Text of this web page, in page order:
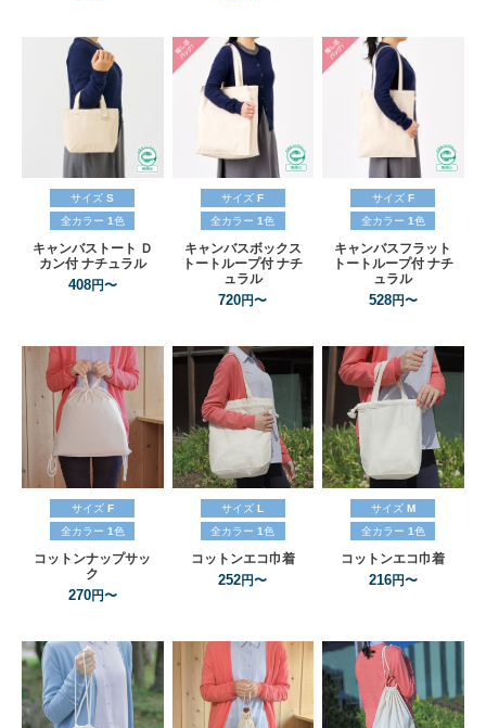
サイズ S
全カラー 1色
キャンバストート Ｄ
カン付 ナチュラル
408円〜
サイズ F
全カラー 1色
キャンバスボックス
トートループ付 ナチ
ュラル
720円〜
サイズ F
全カラー 1色
キャンバスフラット
トートループ付 ナチ
ュラル
528円〜
サイズ F
全カラー 1色
コットンナップサッ
ク
270円〜
サイズ L
全カラー 1色
コットンエコ巾着
252円〜
サイズ M
全カラー 1色
コットンエコ巾着
216円〜